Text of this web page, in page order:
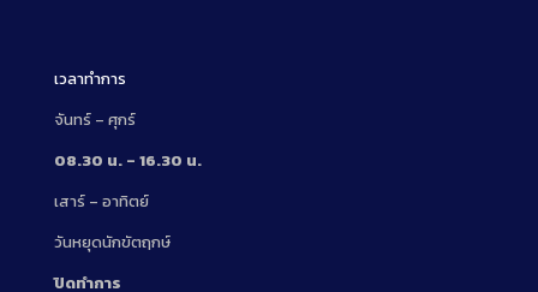
เวลาทำการ
จันทร์ – ศุกร์
08.30 น. – 16.30 น.
เสาร์ – อาทิตย์
วันหยุดนักขัตฤกษ์
ปิดทำการ